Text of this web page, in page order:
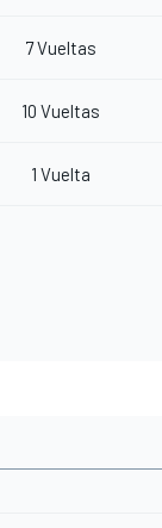
7 Vueltas
10 Vueltas
1 Vuelta